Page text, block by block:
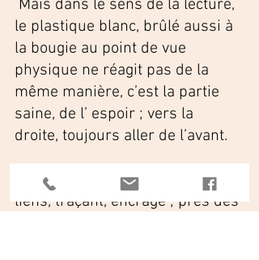
le plastique blanc, brûlé aussi à
la bougie au point de vue
physique ne réagit pas de la
même manière, c’est la partie
saine, de l’ espoir ; vers la
droite, toujours aller de l’avant.
Rhizome bambou : racines,
liens, traçant, encrage ; près des